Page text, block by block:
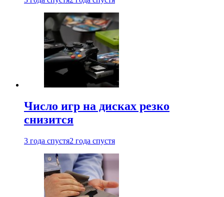
Число игр на дисках резко
снизится
3 года спустя2 года спустя